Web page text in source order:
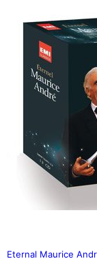
Eternal Maurice